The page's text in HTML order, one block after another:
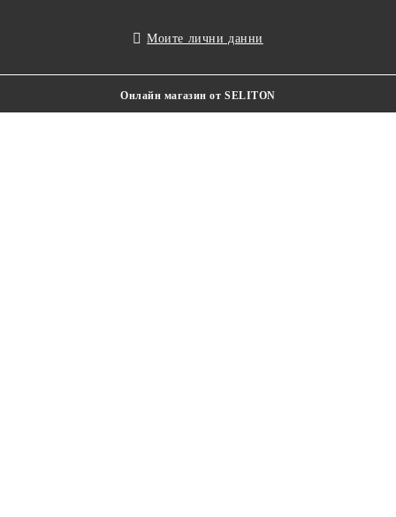
Моите лични данни
Онлайн магазин от SELITON